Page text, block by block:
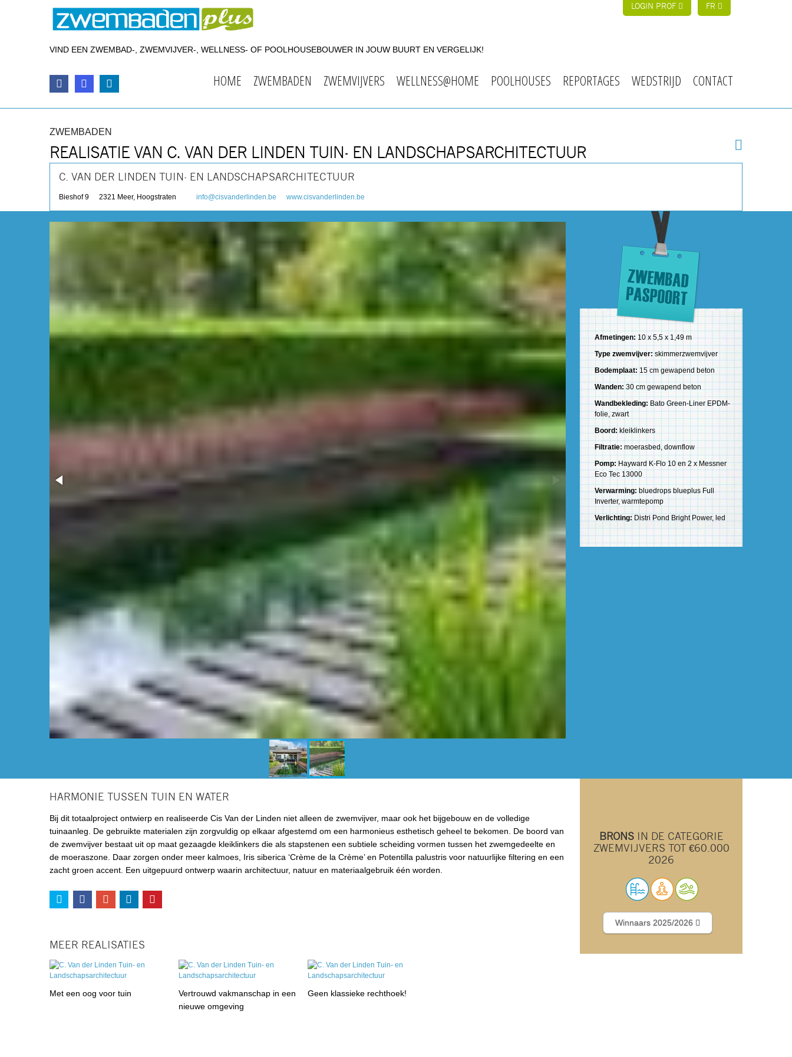
LOGIN PROF FR
VIND EEN ZWEMBAD-, ZWEMVIJVER-, WELLNESS- OF POOLHOUSEBOUWER IN JOUW BUURT EN VERGELIJK!
HOME ZWEMBADEN ZWEMVIJVERS WELLNESS@HOME POOLHOUSES REPORTAGES WEDSTRIJD CONTACT
ZWEMBADEN
REALISATIE VAN C. VAN DER LINDEN TUIN- EN LANDSCHAPSARCHITECTUUR
C. VAN DER LINDEN TUIN- EN LANDSCHAPSARCHITECTUUR
Bieshof 9 2321 Meer, Hoogstraten info@cisvanderlinden.be www.cisvanderlinden.be
Afmetingen:10 x 5,5 x 1,49 m
Type zwemvijver:skimmerzwemvijver
Bodemplaat: 15 cm gewapend beton
Wanden: 30 cm gewapend beton
Wandbekleding: Bato Green-Liner EPDM-
folie, zwart
Boord: kleiklinkers
Filtratie: moerasbed, downflow
Pomp: Hayward K-Flo 10 en 2 x Messner
Eco Tec 13000
Verwarming:bluedrops blueplus Full
Inverter, warmtepomp
Verlichting: Distri Pond Bright Power, led
HARMONIE TUSSEN TUIN EN WATER
Bij dit totaalproject ontwierp en realiseerde Cis Van der Linden niet alleen de zwemvijver, maar ook het bijgebouw en de volledige
tuinaanleg. De gebruikte materialen zijn zorgvuldig op elkaar afgestemd om een harmonieus esthetisch geheel te bekomen. De boord van
de zwemvijver bestaat uit op maat gezaagde kleiklinkers die als stapstenen een subtiele scheiding vormen tussen het zwemgedeelte en
de moeraszone. Daar zorgen onder meer kalmoes, Iris siberica ‘Crème de la Crème’ en Potentilla palustris voor natuurlijke filtering en een
zacht groen accent. Een uitgepuurd ontwerp waarin architectuur, natuur en materiaalgebruik één worden.
MEER REALISATIES
Met een oog voor tuin
Vertrouwd vakmanschap in een
nieuwe omgeving
Geen klassieke rechthoek!
BRONSIN DE CATEGORIE
ZWEMVIJVERS TOT €60.000
2026
Winnaars 2025/2026